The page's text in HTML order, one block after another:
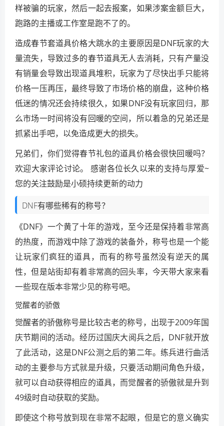
样被骗的玩家，然后一起去报案，如果涉案金额巨大，
跑路的主播或工作室是跑不了的。
造成春节套道具价格大跳水的主要原因是DNF玩家的大
量流失，导致过多的春节道具无人去消耗，只有产量没
有销量会导致出现道具堆积，玩家为了尽快出手只能将
价格一压再压，最终导致了市场价格的崩盘，这种价格
低迷的情况还会持续很久，如果DNF没有玩家回归，那
么市场一时间将没有回暖的空间，所以着急的兄弟还是
抓紧出手吧，以免造成更大的损失。
兄弟们，你们觉得春节礼包的道具价格会很快回暖吗？
欢迎大家评论讨论。 感谢各位长久以来的支持与厚爱~
您的关注鼓励是小硕持续更新的动力
DNF有哪些稀有的称号？
《DNF》一个黄了十年的游戏，至今还是保持着非常高
的热度，而游戏中除了游戏的装备外，称号也是一个能
让玩家们疯狂的道具，而有的称号虽然没有逆天的属
性，但是站街却有着非常高的回头率，今天带大家来看
一些现在版本非常少见的称号吧。
觉醒者的骄傲
觉醒者的骄傲称号是比较古老的称号，出现于2009年国
庆节期间的活动。经历过国庆大阅兵之后，DNF就开放
了此活动，这是DNF公测之后的第二年。练兵进行曲活
动的主要参与方式就是升级，只要活动期间角色升级，
就可以自动获得相应的道具，而觉醒者的骄傲就是升到
49级时自动获取的奖励。
即使这个称号放到现在非常不起眼，但是它的意义确实